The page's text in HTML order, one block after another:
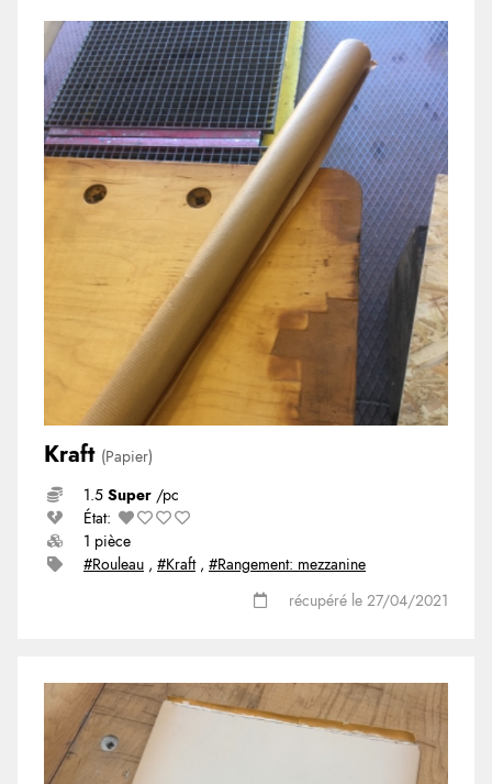
Kraft (Papier)
1.5 Super /pc
État:
1 pièce
#Rouleau , #Kraft, #Rangement: mezzanine
récupéré le 27/04/2021